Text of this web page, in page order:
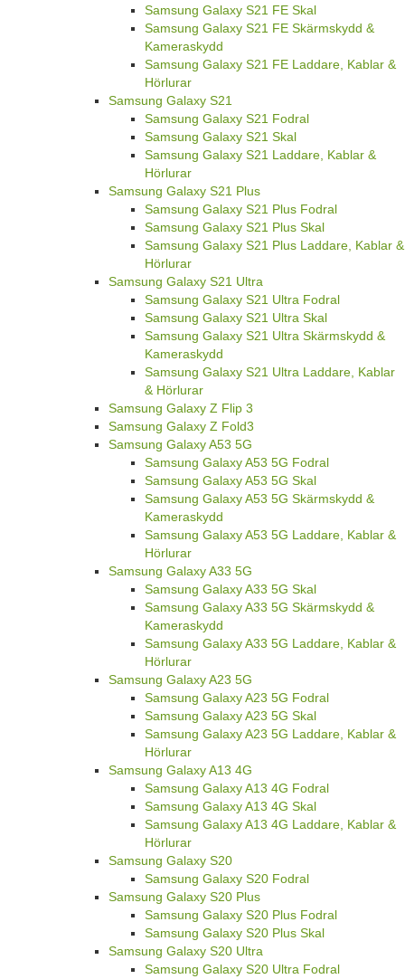
Samsung Galaxy S21 FE Skal
Samsung Galaxy S21 FE Skärmskydd &
Kameraskydd
Samsung Galaxy S21 FE Laddare, Kablar &
Hörlurar
Samsung Galaxy S21
Samsung Galaxy S21 Fodral
Samsung Galaxy S21 Skal
Samsung Galaxy S21 Laddare, Kablar &
Hörlurar
Samsung Galaxy S21 Plus
Samsung Galaxy S21 Plus Fodral
Samsung Galaxy S21 Plus Skal
Samsung Galaxy S21 Plus Laddare, Kablar &
Hörlurar
Samsung Galaxy S21 Ultra
Samsung Galaxy S21 Ultra Fodral
Samsung Galaxy S21 Ultra Skal
Samsung Galaxy S21 Ultra Skärmskydd &
Kameraskydd
Samsung Galaxy S21 Ultra Laddare, Kablar
& Hörlurar
Samsung Galaxy Z Flip 3
Samsung Galaxy Z Fold3
Samsung Galaxy A53 5G
Samsung Galaxy A53 5G Fodral
Samsung Galaxy A53 5G Skal
Samsung Galaxy A53 5G Skärmskydd &
Kameraskydd
Samsung Galaxy A53 5G Laddare, Kablar &
Hörlurar
Samsung Galaxy A33 5G
Samsung Galaxy A33 5G Skal
Samsung Galaxy A33 5G Skärmskydd &
Kameraskydd
Samsung Galaxy A33 5G Laddare, Kablar &
Hörlurar
Samsung Galaxy A23 5G
Samsung Galaxy A23 5G Fodral
Samsung Galaxy A23 5G Skal
Samsung Galaxy A23 5G Laddare, Kablar &
Hörlurar
Samsung Galaxy A13 4G
Samsung Galaxy A13 4G Fodral
Samsung Galaxy A13 4G Skal
Samsung Galaxy A13 4G Laddare, Kablar &
Hörlurar
Samsung Galaxy S20
Samsung Galaxy S20 Fodral
Samsung Galaxy S20 Plus
Samsung Galaxy S20 Plus Fodral
Samsung Galaxy S20 Plus Skal
Samsung Galaxy S20 Ultra
Samsung Galaxy S20 Ultra Fodral